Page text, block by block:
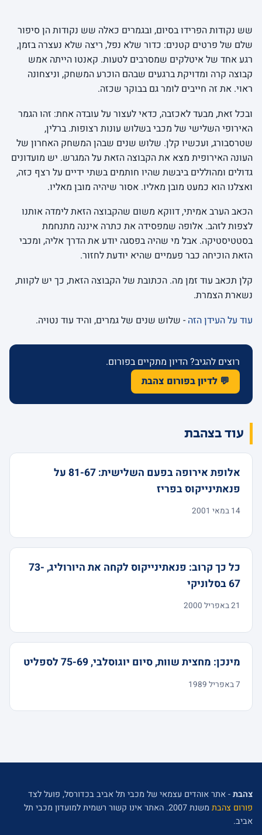
שש נקודות הפרידו בסיום, ובגמרים כאלה שש נקודות הן סיפור
שלם של פרטים קטנים: כדור שלא נפל, ריצה שלא נעצרה בזמן,
רגע אחד של איטלקים שמסרבים לטעות. קאנטו הייתה אמש
קבוצה קרה ומדויקת ברגעים שבהם הוכרע המשחק, וניצחונה
ראוי. את זה חייבים לומר גם בבוקר שכזה.
ובכל זאת, מבעד לאכזבה, כדאי לעצור על עובדה אחת: זהו הגמר
האירופי השלישי של מכבי בשלוש עונות רצופות. ברלין,
שטרסבורג, ועכשיו קלן. שלוש שנים שבהן המשחק האחרון של
העונה האירופית מצא את הקבוצה הזאת על המגרש. יש מועדונים
גדולים ומהוללים ביבשת שהיו חותמים בשתי ידיים על רצף כזה,
ואצלנו הוא כמעט מובן מאליו. אסור שיהיה מובן מאליו.
הכאב הערב אמיתי, דווקא משום שהקבוצה הזאת לימדה אותנו
לצפות לזהב. אלופה שמפסידה את כתרה איננה מתנחמת
בסטטיסטיקה. אבל מי שהיה בפסגה יודע את הדרך אליה, ומכבי
הזאת הוכיחה כבר פעמיים שהיא יודעת לחזור.
קלן תכאב עוד זמן מה. הכתובת של הקבוצה הזאת, כך יש לקוות,
נשארת הצמרת.
עוד על העידן הזה - שלוש שנים של גמרים, והיד עוד נטויה.
רוצים להגיב? הדיון מתקיים בפורום.
💬 לדיון בפורום צהבת
עוד בצהבת
אלופת אירופה בפעם השלישית: 81-67 על
פנאתינייקוס בפריז
14 במאי 2001
כל כך קרוב: פנאתינייקוס לקחה את היורוליג, 73-
67 בסלוניקי
21 באפריל 2000
מינכן: מחצית שוות, סיום יוגוסלבי, 75-69 לספליט
7 באפריל 1989
צהבת- אתר אוהדים עצמאי של מכבי תל אביב בכדורסל, פועל לצד
פורום צהבת
משנת 2007. האתר אינו קשור רשמית למועדון מכבי תל
אביב.